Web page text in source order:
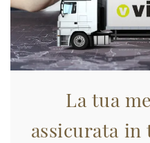
La tua
assicurata